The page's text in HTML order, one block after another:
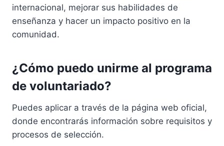
internacional, mejorar sus habilidades de
enseñanza y hacer un impacto positivo en la
comunidad.
¿Cómo puedo unirme al programa
de voluntariado?
Puedes aplicar a través de la página web oficial,
donde encontrarás información sobre requisitos y
procesos de selección.